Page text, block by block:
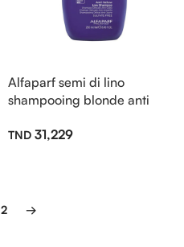
Alfaparf semi di lino
shampooing blonde anti
31,229
2 →